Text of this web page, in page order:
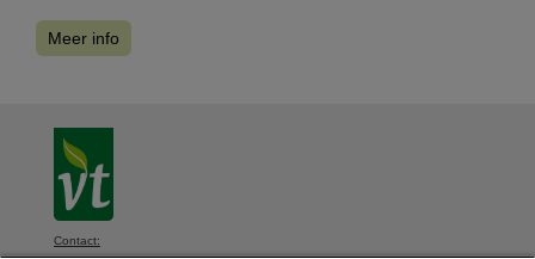
Meer info
Contact: